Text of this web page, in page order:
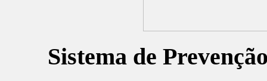
Sistema de